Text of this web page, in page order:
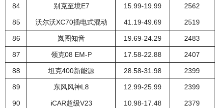
84 别克至境E7 15.99-19.99 2562
85 沃尔沃XC70插电式混动 41.19-49.69 2519
86 岚图知音 19.69-24.29 2483
87 领克08 EM-P 17.58-22.88 2407
88 坦克400新能源 28.58-31.98 2399
89 东风风神L8 12.99-25.99 2399
90 iCAR超级V23 10.98-17.48 2379